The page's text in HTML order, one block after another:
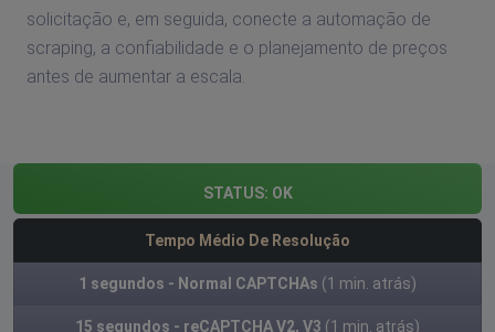
solicitação e, em seguida, conecte a automação de
scraping, a confiabilidade e o planejamento de preços
antes de aumentar a escala.
STATUS: OK
Tempo Médio De Resolução
1 segundos - Normal CAPTCHAs (1 min. atrás)
15 segundos - reCAPTCHA V2, V3 (1 min. atrás)